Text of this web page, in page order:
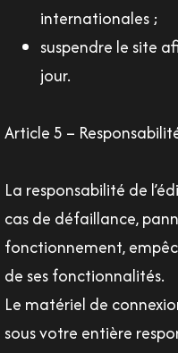
internationales ;
suspendre le site
jour.
Article 5 –
La responsabilité de
cas de défaillance,
fonctionnement,
de ses fonctionnalités.
Le matériel de
sous votre entière